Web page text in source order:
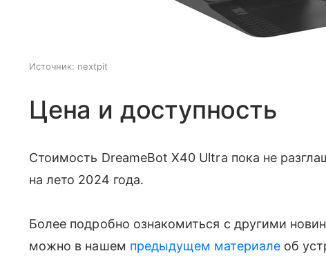
Источник: nextpit
Цена и доступность
Стоимость DreameBot X40 Ultra пока не
на лето 2024 года.
Более подробно ознакомиться с другими
можно в нашем предыдущем материалеоб